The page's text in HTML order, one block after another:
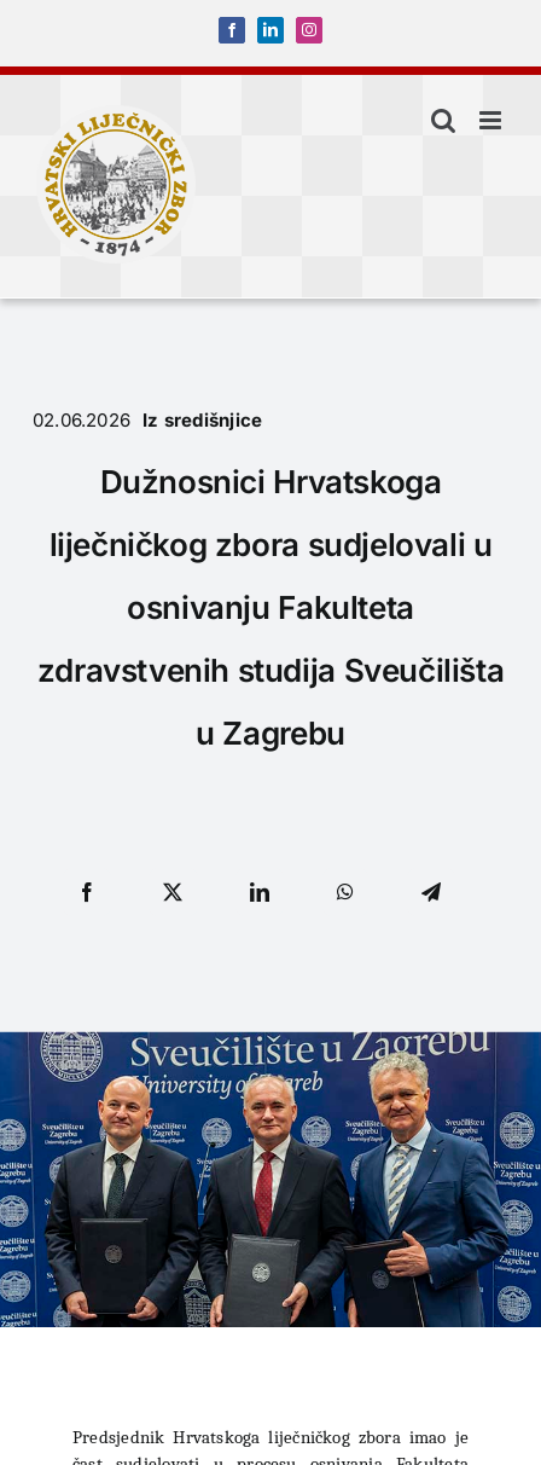
content
FacebookLinkedInInstagram
02.06.2026 Iz središnjice
Dužnosnici Hrvatskoga
liječničkog zbora sudjelovali u
osnivanju Fakulteta
zdravstvenih studija Sveučilišta
u Zagrebu
Predsjednik Hrvatskoga liječničkog zbora imao je